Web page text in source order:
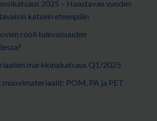
2025 – Haastavan vuoden
katsein eteenpäin
rooli tulevaisuuden
markkinakatsaus Q1/2025
POM, PA ja PET